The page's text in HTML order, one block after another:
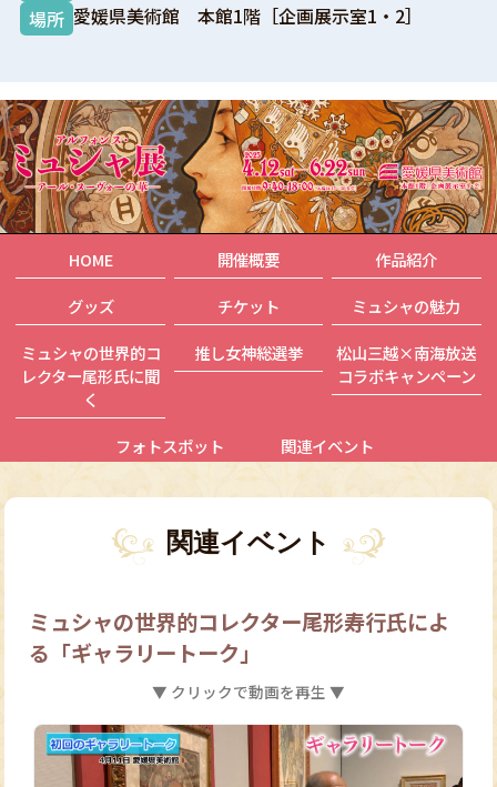
場所 愛媛県美術館 本館1階［企画展示室1・2］
HOME 開催概要
作品紹介
グッズ
チケット
ミュシャの魅力
ミュシャの世界的コ
レクター尾形氏に聞
く
推し女神総選挙
松山三越×南海放送
コラボキャンペーン
フォトスポット 関連イベント
関連イベント
ミュシャの世界的コレクター尾形寿行氏によ
る「ギャラリートーク」
▼ クリックで動画を再生 ▼